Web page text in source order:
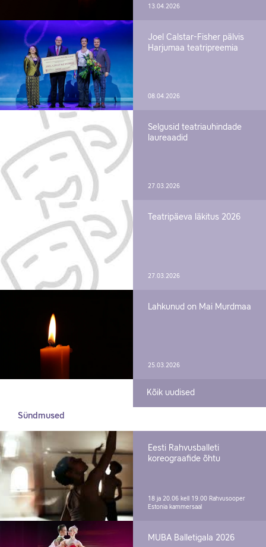
13.04.2026
Joel Calstar-Fisher pälvis
Harjumaa teatripreemia
08.04.2026
Selgusid teatriauhindade
laureaadid
27.03.2026
Teatripäeva läkitus 2026
27.03.2026
Lahkunud on Mai Murdmaa
25.03.2026
Kõik uudised
Sündmused
Eesti Rahvusballeti
koreograafide õhtu
18 ja 20.06 kell 19.00 Rahvusooper
Estonia kammersaal
MUBA Balletigala 2026